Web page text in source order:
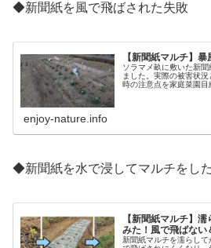
◆新聞紙を風で飛ばされた失敗
【新聞紙マルチ】
ソラマメ畝に敷いた新
ました。実際の被害状
時の注意点を家庭菜園目
enjoy-nature.info
◆新聞紙を水で浸してマルチをし
【新聞紙マルチ】
みた！風で飛ばない
新聞紙マルチを濡らし